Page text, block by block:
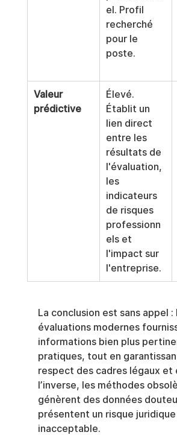
el. Profil
recherché
pour le
poste.
Valeur
prédictive
Élevé.
Établit un
lien direct
entre les
résultats de
l'évaluation,
les
indicateurs
de risques
professionn
els et
l'impact sur
l'entreprise.
La conclusion est sans appel :
évaluations modernes
informations bien plus
pratiques, tout en
respect des cadres légaux et
l’inverse, les méthodes
génèrent des données
présentent un risque juridique
inacceptable.